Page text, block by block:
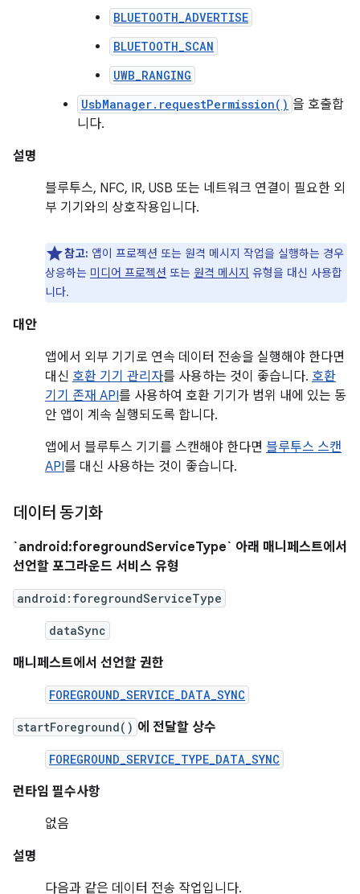
BLUETOOTH_ADVERTISE
BLUETOOTH_SCAN
UWB_RANGING
UsbManager.requestPermission() 을 호출합
니다.
설명
블루투스, NFC, IR, USB 또는 네트워크 연결이 필요한 외
부 기기와의 상호작용입니다.
참고: 앱이 프로젝션 또는 원격 메시지 작업을 실행하는 경우
상응하는 미디어 프로젝션 또는 원격 메시지 유형을 대신 사용합
니다.
대안
앱에서 외부 기기로 연속 데이터 전송을 실행해야 한다면
대신 호환 기기 관리자를 사용하는 것이 좋습니다. 호환
기기 존재 API를 사용하여 호환 기기가 범위 내에 있는 동
안 앱이 계속 실행되도록 합니다.
앱에서 블루투스 기기를 스캔해야 한다면 블루투스 스캔
API를 대신 사용하는 것이 좋습니다.
데이터 동기화
`android:foregroundServiceType` 아래 매니페스트에서
선언할 포그라운드 서비스 유형
android:foregroundServiceType
dataSync
매니페스트에서 선언할 권한
FOREGROUND_SERVICE_DATA_SYNC
startForeground() 에 전달할 상수
FOREGROUND_SERVICE_TYPE_DATA_SYNC
런타임 필수사항
없음
설명
다음과 같은 데이터 전송 작업입니다.